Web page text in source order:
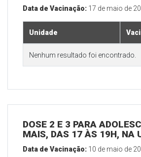
Data de Vacinação: 17 de maio de
Unidade
Nenhum resultado foi encontrado.
DOSE 2 E 3 PARA
MAIS, DAS 17 ÀS 19H, NA
Data de Vacinação: 10 de maio de